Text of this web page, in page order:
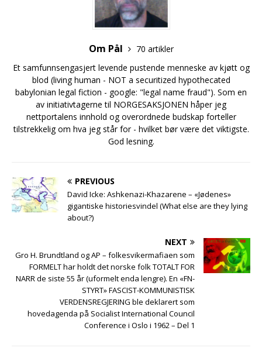
Om Pål
70 artikler
Et samfunnsengasjert levende pustende menneske av kjøtt og
blod (living human - NOT a securitized hypothecated
babylonian legal fiction - google: "legal name fraud"). Som en
av initiativtagerne til NORGESAKSJONEN håper jeg
nettportalens innhold og overordnede budskap forteller
tilstrekkelig om hva jeg står for - hvilket bør være det viktigste.
God lesning.
PREVIOUS
David Icke: Ashkenazi-Khazarene – «Jødenes»
gigantiske historiesvindel (What else are they lying
about?)
NEXT
Gro H. Brundtland og AP – folkesvikermafiaen som
FORMELT har holdt det norske folk TOTALT FOR
NARR de siste 55 år (uformelt enda lengre). En «FN-
STYRT» FASCIST-KOMMUNISTISK
VERDENSREGJERING ble deklarert som
hovedagenda på Socialist International Council
Conference i Oslo i 1962 – Del 1